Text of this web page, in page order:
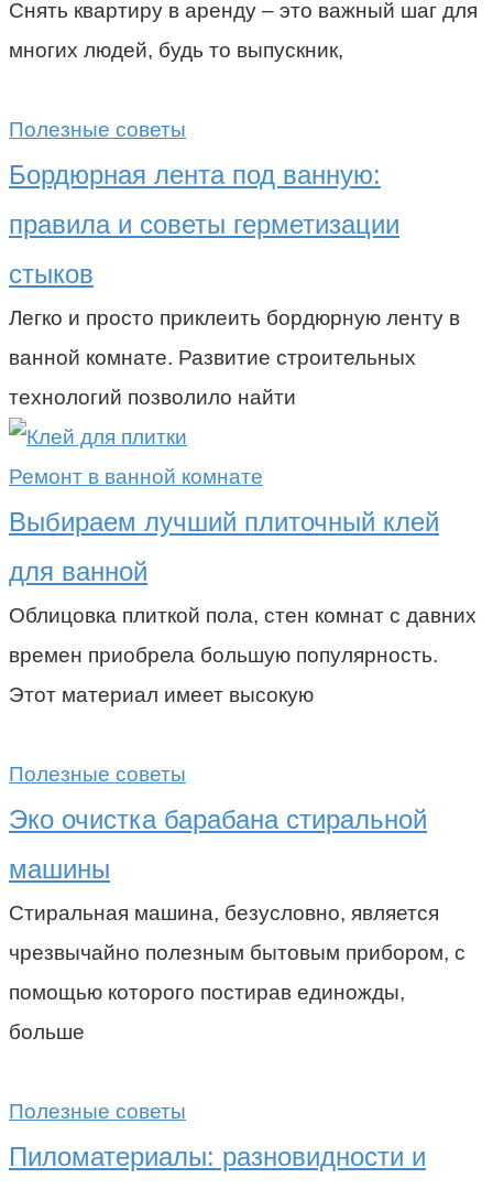
Снять квартиру в аренду – это важный шаг для
многих людей, будь то выпускник,
Полезные советы
Бордюрная лента под ванную:
правила и советы герметизации
стыков
Легко и просто приклеить бордюрную ленту в
ванной комнате. Развитие строительных
технологий позволило найти
Ремонт в ванной комнате
Выбираем лучший плиточный клей
для ванной
Облицовка плиткой пола, стен комнат с давних
времен приобрела большую популярность.
Этот материал имеет высокую
Полезные советы
Эко очистка барабана стиральной
машины
Стиральная машина, безусловно, является
чрезвычайно полезным бытовым прибором, с
помощью которого постирав единожды,
больше
Полезные советы
Пиломатериалы: разновидности и